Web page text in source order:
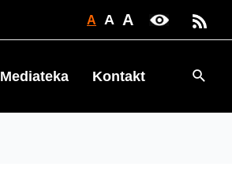
A A A
Mediateka Kontakt